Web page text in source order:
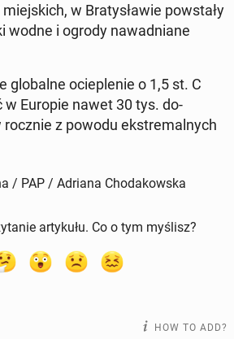
w Bratysław­ie pow­stały
wodne i ogrody nawad­ni­ane
glob­alne ocieple­nie o 1,5 st. C
w Europie nawet 30 tys. do­
z powodu ek­stremal­nych
/ PAP / Adriana Chodakowska
artykułu. Co o tym myślisz?
HOW TO ADD?